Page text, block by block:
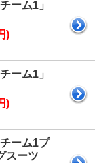
ーム1」
)
ーム1」
)
ーム1プ
スーツ